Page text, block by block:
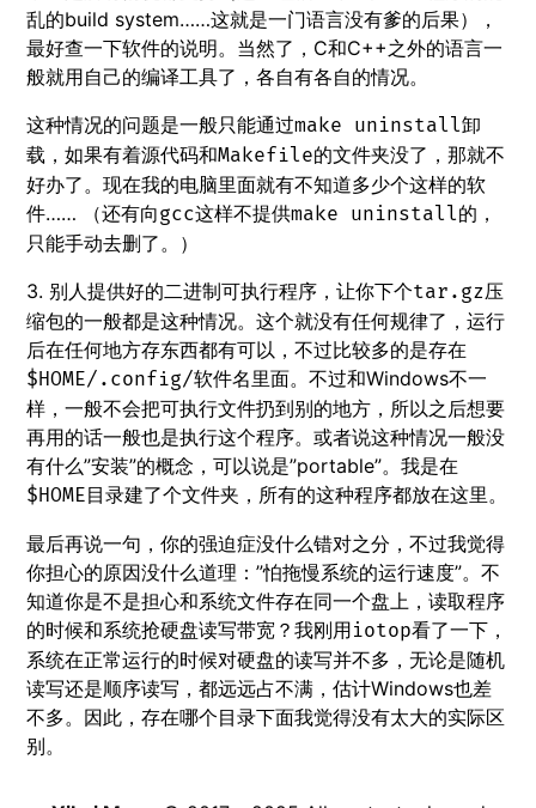
乱的build system……这就是一门语言没有爹的后果），
最好查一下软件的说明。当然了，C和C++之外的语言一
般就用自己的编译工具了，各自有各自的情况。
这种情况的问题是一般只能通过make uninstall卸
载，如果有着源代码和Makefile的文件夹没了，那就不
好办了。现在我的电脑里面就有不知道多少个这样的软
件…… （还有向gcc这样不提供make uninstall的，
只能手动去删了。）
3. 别人提供好的二进制可执行程序，让你下个tar.gz压
缩包的一般都是这种情况。这个就没有任何规律了，运行
后在任何地方存东西都有可以，不过比较多的是存在
$HOME/.config/软件名里面。不过和Windows不一
样，一般不会把可执行文件扔到别的地方，所以之后想要
再用的话一般也是执行这个程序。或者说这种情况一般没
有什么”安装”的概念，可以说是”portable”。我是在
$HOME目录建了个文件夹，所有的这种程序都放在这里。
最后再说一句，你的强迫症没什么错对之分，不过我觉得
你担心的原因没什么道理：”怕拖慢系统的运行速度”。不
知道你是不是担心和系统文件存在同一个盘上，读取程序
的时候和系统抢硬盘读写带宽？我刚用iotop看了一下，
系统在正常运行的时候对硬盘的读写并不多，无论是随机
读写还是顺序读写，都远远占不满，估计Windows也差
不多。因此，存在哪个目录下面我觉得没有太大的实际区
别。